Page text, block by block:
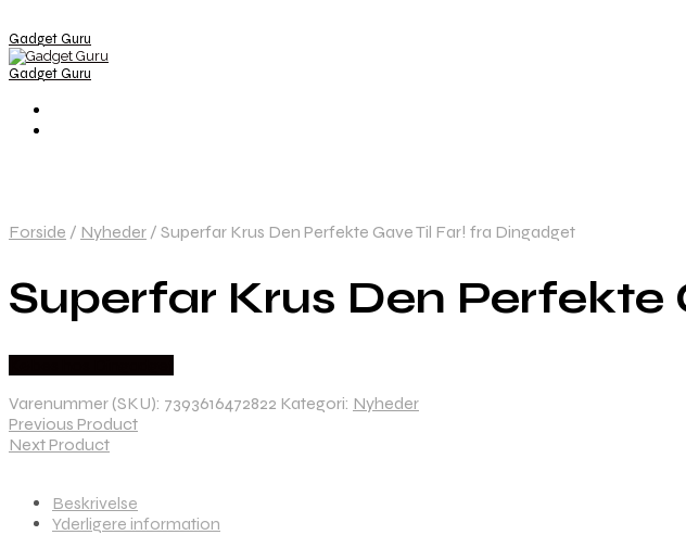
Gadget Guru
Gadget Guru
Forside / Nyheder / Superfar Krus Den Perfekte Gave Til Far! fra Dingadget
Superfar Krus Den Perfekte
Varenummer (SKU): 7393616472822 Kategori: Nyheder
Previous Product
Next Product
Beskrivelse
Yderligere information